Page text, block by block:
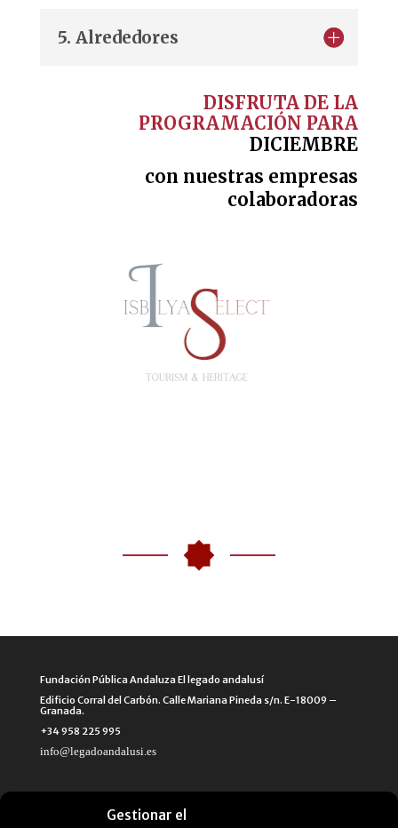
Gestionar el
5. Alrededores
DISFRUTA DE LA
PROGRAMACIÓN PARA
DICIEMBRE
con nuestras empresas
colaboradoras
Fundación Pública Andaluza El legado andalusí
Edificio Corral del Carbón. Calle Mariana Pineda s/n. E-18009 –
Granada.
+34 958 225 995
info@legadoandalusi.es